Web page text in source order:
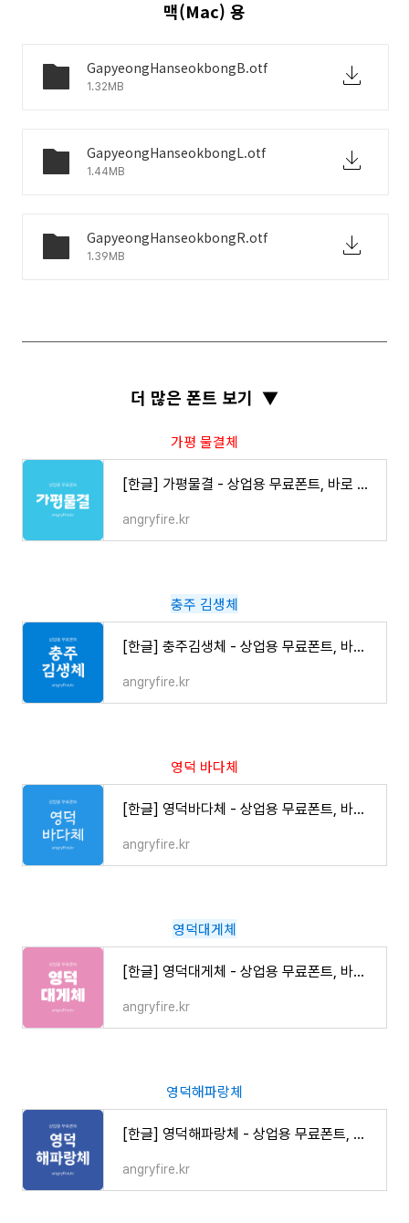
맥(Mac) 용
GapyeongHanseokbongB.otf
1.32MB
GapyeongHanseokbongL.otf
1.44MB
GapyeongHanseokbongR.otf
1.39MB
더 많은 폰트 보기 ▼
가평 물결체
[한글] 가평물결 - 상업용 무료폰트, 바로 다운로드 ⬇︎
angryfire.kr
충주 김생체
[한글] 충주김생체 - 상업용 무료폰트, 바로 다운로드 ⬇︎
angryfire.kr
영덕 바다체
[한글] 영덕바다체 - 상업용 무료폰트, 바로 다운로드 ⬇︎
angryfire.kr
영덕대게체
[한글] 영덕대게체 - 상업용 무료폰트, 바로 다운로드 ⬇︎
angryfire.kr
영덕해파랑체
[한글] 영덕해파랑체 - 상업용 무료폰트, 바로 다운로드 ⬇︎
angryfire.kr